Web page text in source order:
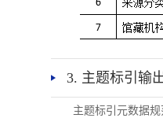
3. 主题标引输
主题标引元数据